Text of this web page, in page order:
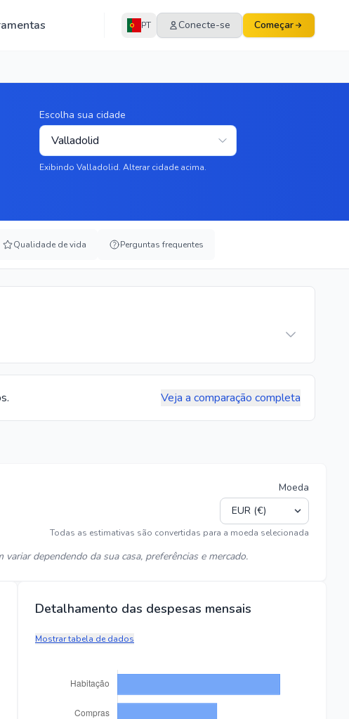
PT Conecte-se Começar
Escolha sua cidade
Exibindo Valladolid. Alterar cidade acima.
Qualidade de vida Perguntas frequentes
Veja a comparação completa
Moeda
Todas as estimativas são convertidas para a moeda selecionada
dependendo da sua casa, preferências e mercado.
Detalhamento das despesas mensais
Mostrar tabela de dados